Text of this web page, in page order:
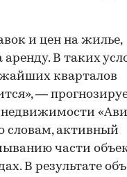
и цен на жилье,
В таких
кварталов
—
недвижимости
словам, активный
части
В результате